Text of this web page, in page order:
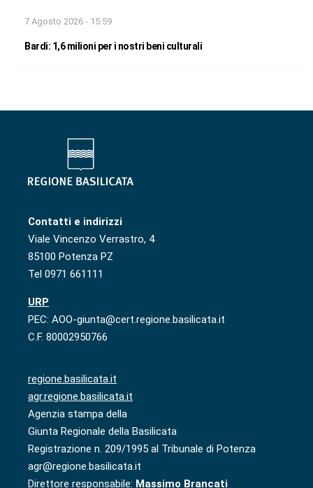
7 Agosto 2026 - 15:59
Bardi: 1,6 milioni per i nostri beni culturali
Contatti e indirizzi
Viale Vincenzo Verrastro, 4
85100 Potenza PZ
Tel 0971 661111
URP
PEC: AOO-giunta@cert.regione.basilicata.it
C.F. 80002950766
regione.basilicata.it
agr.regione.basilicata.it
Agenzia stampa della
Giunta Regionale della Basilicata
Registrazione n. 209/1995 al Tribunale di Potenza
agr@regione.basilicata.it
Direttore responsabile: Massimo Brancati